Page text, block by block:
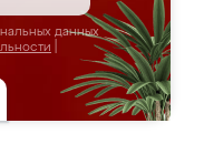
данных